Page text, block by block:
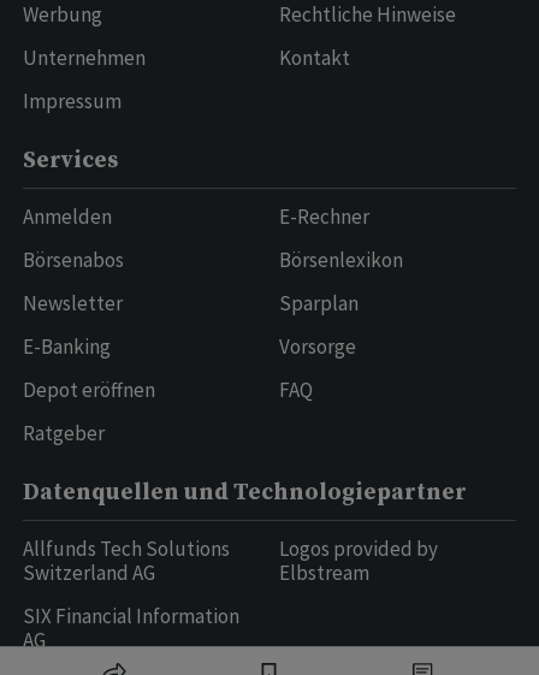
Werbung
Unternehmen
Impressum
Rechtliche Hinweise
Kontakt
Services
Anmelden
Börsenabos
Newsletter
E-Banking
Depot eröffnen
Ratgeber
E-Rechner
Börsenlexikon
Sparplan
Vorsorge
FAQ
Datenquellen und Technologiepartner
Allfunds Tech Solutions
Switzerland AG
SIX Financial Information
AG
Logos provided by
Elbstream